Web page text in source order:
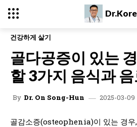
건강하게 살기
골다공증이 있는
할 3가지 음식과 음
By Dr. On Song-Hun 2025-03-09
골감소증(osteophenia)이 있는 경우